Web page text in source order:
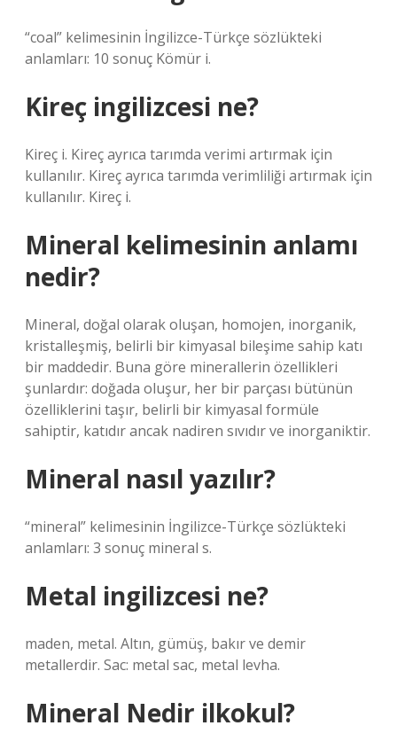
“coal” kelimesinin İngilizce-Türkçe sözlükteki
anlamları: 10 sonuç Kömür i.
Kireç ingilizcesi ne?
Kireç i. Kireç ayrıca tarımda verimi artırmak için
kullanılır. Kireç ayrıca tarımda verimliliği artırmak için
kullanılır. Kireç i.
Mineral kelimesinin anlamı
nedir?
Mineral, doğal olarak oluşan, homojen, inorganik,
kristalleşmiş, belirli bir kimyasal bileşime sahip katı
bir maddedir. Buna göre minerallerin özellikleri
şunlardır: doğada oluşur, her bir parçası bütünün
özelliklerini taşır, belirli bir kimyasal formüle
sahiptir, katıdır ancak nadiren sıvıdır ve inorganiktir.
Mineral nasıl yazılır?
“mineral” kelimesinin İngilizce-Türkçe sözlükteki
anlamları: 3 sonuç mineral s.
Metal ingilizcesi ne?
maden, metal. Altın, gümüş, bakır ve demir
metallerdir. Sac: metal sac, metal levha.
Mineral Nedir ilkokul?